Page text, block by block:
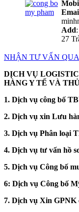
Add
27
NHẬN TƯ VẤN
DỊCH VỤ
HÀNG Y TẾ VÀ
1. Dịch vụ công bố
2. Dịch vụ xin Lưu
3. Dịch vụ Phân loại
4. Dịch vụ tư vấn hồ
5. Dịch vụ Công bố
6: Dịch vụ Công bố
7. Dịch vụ Xin